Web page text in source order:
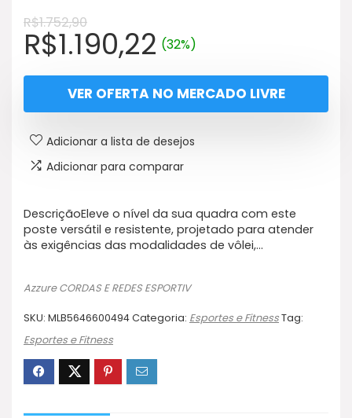
R$1.752,90
O
preço
original
era:
R$1.752,90.
R$1.190,22O
preço
atual
é:
R$1.190,22.
(32%)
VER OFERTA NO MERCADO LIVRE
Adicionar a lista de desejos
Adicionar para comparar
DescriçãoEleve o nível da sua quadra com este
poste versátil e resistente, projetado para atender
às exigências das modalidades de vôlei,…
Azzure CORDAS E REDES ESPORTIV
SKU: MLB5646600494Categoria: Esportes e FitnessTag:
Esportes e Fitness